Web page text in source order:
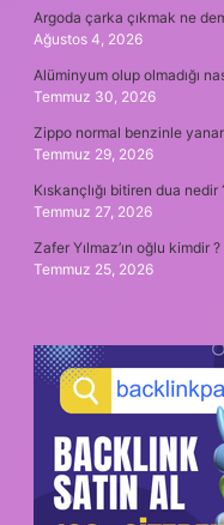
Argoda çarka çıkmak ne
Ağustos 4, 2026
Alüminyum olup olmadığı
Temmuz 30, 2026
Zippo normal benzinle yanar
Temmuz 29, 2026
Kıskançlığı bitiren dua nedir
Temmuz 27, 2026
Zafer Yılmaz’ın oğlu kimdir ?
Temmuz 25, 2026